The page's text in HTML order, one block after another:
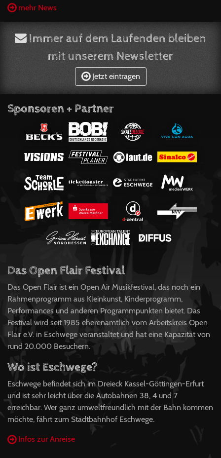
mehr News
Immer auf dem Laufenden bleiben
mit unserem Newsletter
Jetzt eintragen
Sponsoren + Partner
Das Open Flair Festival
Das Open Flair ist ein Open Air Musikfestival, das noch ein
Rahmenprogramm aus Kleinkunst, Kinderprogramm,
Performances und anderen Programmpunkten bietet. Das
Festival wird seit 1985 eherenamtlich vom Arbeitskreis Open
Flair e.V. in Eschwege veranstaltet und hat eine Kapazität von
rund 20.000 Besuchern.
Wo ist Eschwege?
Eschwege befindet sich im Dreieck Kassel-Göttingen-Erfurt
und ist sehr leicht über die Autobahnen 38, 4 und 7
erreichbar. Wer ganz umweltfreundlich mit der Bahn kommen
möchte, fährt zum Stadtbahnhof Eschwege.
Infos zur Anreise